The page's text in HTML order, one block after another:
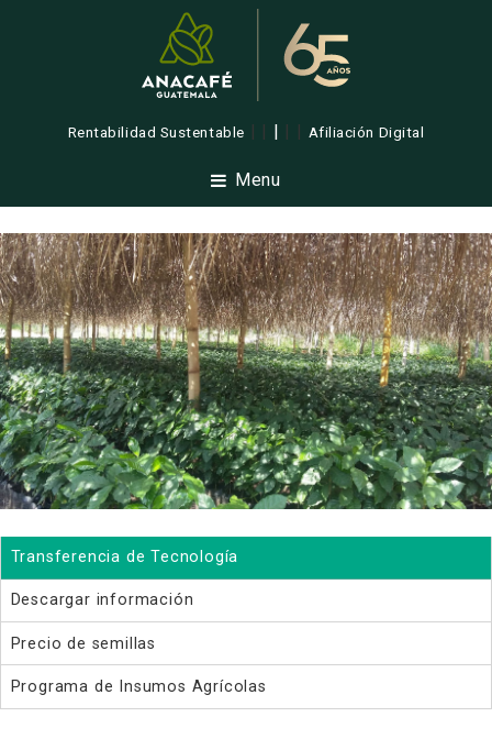
Rentabilidad Sustentable | | | | | Afiliación Digital
Menu
Transferencia de Tecnología
Descargar información
Precio de semillas
Programa de Insumos Agrícolas